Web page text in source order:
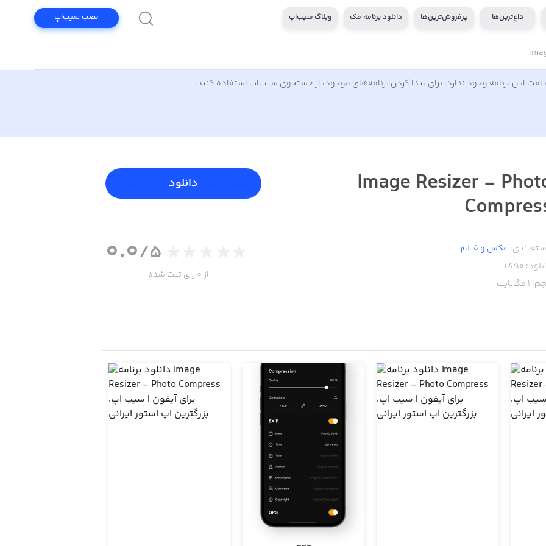
داغ‌ترین‌ها پرفروش‌ترین‌ها دانلود برنامه مک وبلاگ سیب‌اپ نصب سیب‌اپ
این برنامه وجود ندارد. برای پیدا کردن برنامه‌های موجود، از جستجوی سیب‌اپ استفاده کنید.
Image Resizer -
عکس و فیلم
850+
1 مگابایت
دانلود
0.0/5
از 0 رای ثبت شده